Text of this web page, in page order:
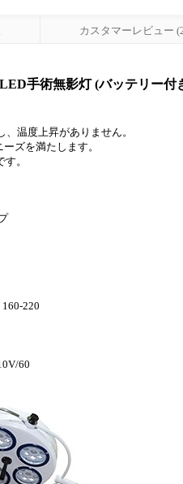
カスタマーレビュー
手術無影灯 (バッテリー付
温度上昇がありません。
ズを満たします。
。
220
60